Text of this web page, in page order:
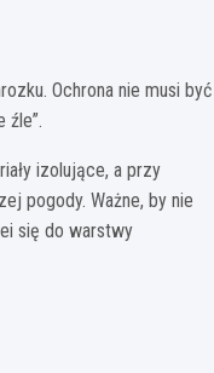
Ochrona nie musi być
źle”.
izolujące, a przy
pogody. Ważne, by nie
się do warstwy